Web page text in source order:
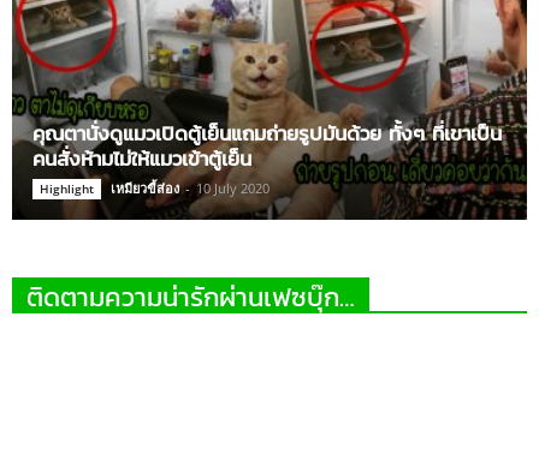
คุณตานั่งดูแมวเปิดตู้เย็นแถมถ่ายรูปมันด้วย ทั้งๆ ที่เขาเป็น
คนสั่งห้ามไม่ให้แมวเข้าตู้เย็น
Highlight เหมียวขี้ส่อง - 10 July 2020
ติดตามความน่ารักผ่านเฟซบุ๊ก…